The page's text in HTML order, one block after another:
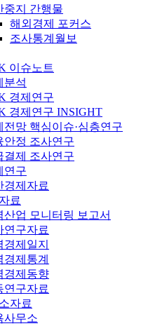
중지 간행물
해외경제 포커스
조사통계월보
이슈노트
분석
경제연구
경제연구 INSIGHT
전망 핵심이슈·심층연구
안정 조사연구
결제 조사연구
연구
경제자료
료
산업 모니터링 보고서
연구자료
경제일지
경제통계
경제동향
연구자료
자료
사무소